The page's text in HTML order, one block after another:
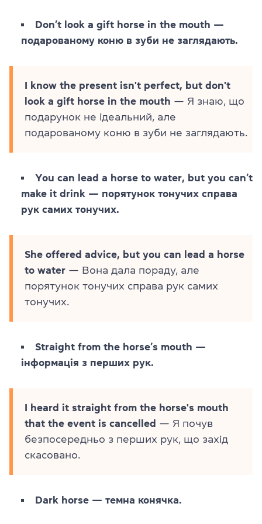
Don’t look a gift horse in the mouth —
подарованому коню в зуби не заглядають.
I know the present isn't perfect, but don't
look a gift horse in the mouth — Я знаю, що
подарунок не ідеальний, але
подарованому коню в зуби не заглядають.
You can lead a horse to water, but you can’t
make it drink — порятунок тонучих справа
рук самих тонучих.
She offered advice, but you can lead a horse
to water — Вона дала пораду, але
порятунок тонучих справа рук самих
тонучих.
Straight from the horse’s mouth —
інформація з перших рук.
I heard it straight from the horse's mouth
that the event is cancelled — Я почув
безпосередньо з перших рук, що захід
скасовано.
Dark horse — темна конячка.